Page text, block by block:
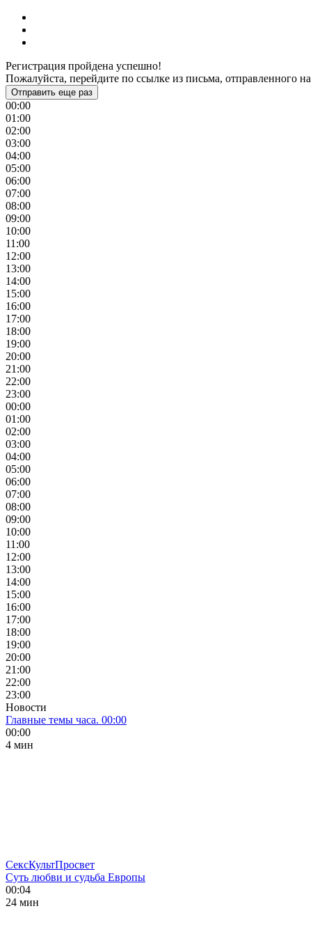
Регистрация пройдена успешно!
Пожалуйста, перейдите по ссылке из письма, отправленного на
Отправить еще раз
00:00
01:00
02:00
03:00
04:00
05:00
06:00
07:00
08:00
09:00
10:00
11:00
12:00
13:00
14:00
15:00
16:00
17:00
18:00
19:00
20:00
21:00
22:00
23:00
00:00
01:00
02:00
03:00
04:00
05:00
06:00
07:00
08:00
09:00
10:00
11:00
12:00
13:00
14:00
15:00
16:00
17:00
18:00
19:00
20:00
21:00
22:00
23:00
Новости
Главные темы часа. 00:00
00:00
4 мин
СексКультПросвет
Суть любви и судьба Европы
00:04
24 мин